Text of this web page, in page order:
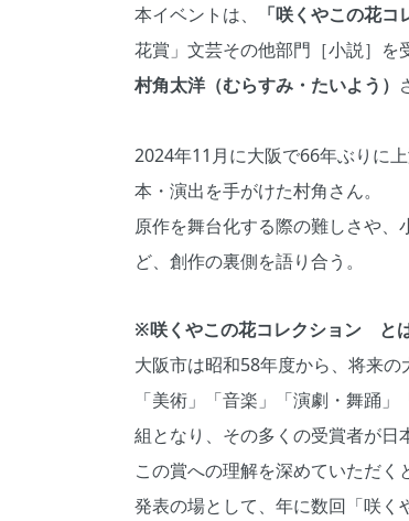
本イベントは、 「咲くやこの花
花賞」文芸その他部門［小説］を
村角太洋（むらすみ・たいよう）
2024年11月に大阪で66年ぶりに
本・演出を手がけた村角さん。
原作を舞台化する際の難しさや、
ど、創作の裏側を語り合う。
※咲くやこの花コレクション と
大阪市は昭和58年度から、将来の
「美術」「音楽」「演劇・舞踊
組となり、その多くの受賞者が日
この賞への理解を深めていただ
発表の場として、年に数回「咲く